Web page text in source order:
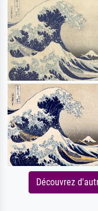
Découvrez